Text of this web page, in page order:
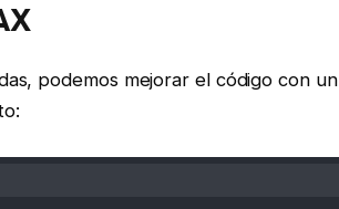
podemos mejorar el código con un